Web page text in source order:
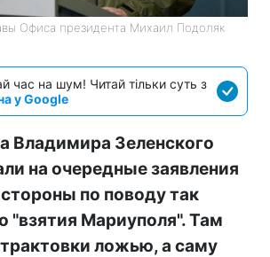
Офиса президента Михаил Подоляк
час на шум! Читай тільки суть з
у Google
Владимира Зеленского
на очередные заявления
по поводу так
"взятия Мариуполя". Там
трактовки ложью, а саму